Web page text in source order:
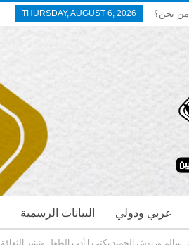
THURSDAY, AUGUST 6, 2026 من نحن؟
البيانات الرسمية عربي ودولي
سالم وريوش الحميد يكتب | أدب الطفل ونشر الثقافة